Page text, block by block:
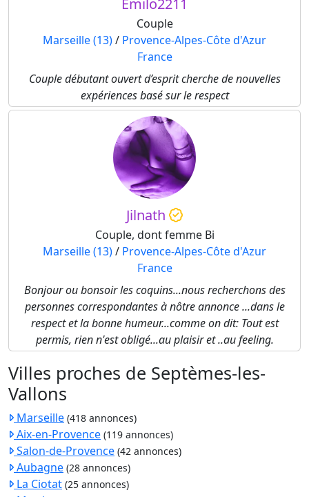
Emilo2211
Couple
Marseille (13)/ Provence-Alpes-Côte d'Azur
France
Couple débutant ouvert d’esprit cherche de nouvelles
expériences basé sur le respect
Jilnath
Couple, dont femme Bi
Marseille (13)/ Provence-Alpes-Côte d'Azur
France
Bonjour ou bonsoir les coquins...nous recherchons des
personnes correspondantes à nôtre annonce ...dans le
respect et la bonne humeur...comme on dit: Tout est
permis, rien n'est obligé...au plaisir et ..au feeling.
Villes proches de Septèmes-les-
Vallons
Marseille (418 annonces)
Aix-en-Provence (119 annonces)
Salon-de-Provence (42 annonces)
Aubagne (28 annonces)
La Ciotat (25 annonces)